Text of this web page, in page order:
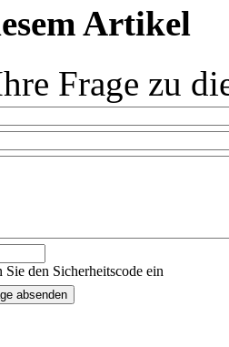
Artikel
Frage zu
Sie den Sicherheitscode ein